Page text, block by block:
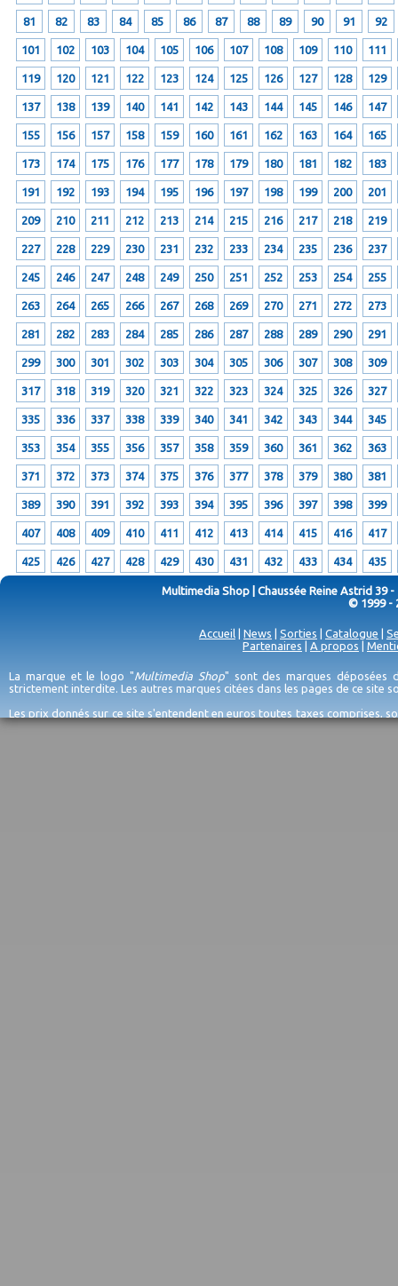
81 82 83 84 85 86 87 88 89 90 91 92
101 102 103 104 105 106 107 108 109 110 111
119 120 121 122 123 124 125 126 127 128 129
137 138 139 140 141 142 143 144 145 146 147
155 156 157 158 159 160 161 162 163 164 165
173 174 175 176 177 178 179 180 181 182 183
191 192 193 194 195 196 197 198 199 200 201
209 210 211 212 213 214 215 216 217 218 219
227 228 229 230 231 232 233 234 235 236 237
245 246 247 248 249 250 251 252 253 254 255
263 264 265 266 267 268 269 270 271 272 273
281 282 283 284 285 286 287 288 289 290 291
299 300 301 302 303 304 305 306 307 308 309
317 318 319 320 321 322 323 324 325 326 327
335 336 337 338 339 340 341 342 343 344 345
353 354 355 356 357 358 359 360 361 362 363
371 372 373 374 375 376 377 378 379 380 381
389 390 391 392 393 394 395 396 397 398 399
407 408 409 410 411 412 413 414 415 416 417
425 426 427 428 429 430 431 432 433 434 435
Multimedia Shop | Chaussée Reine Astrid 39 -
© 1999 -
Accueil News Sorties Catalogue
Partenaires
A propos
La marque et le logo "Multimedia Shop" sont des marques déposées
strictement interdite. Les autres marques citées dans les pages de ce site
Les prix donnés sur ce site s'entendent en euros toutes taxes comprises,
erreurs d'encodage, et sauf épuisement du stock et/ou impossibilité de